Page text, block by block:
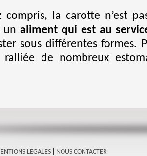
compris, la carotte n’est
unaliment qui est au
sous différentes formes.
ralliée de nombreux
LEGALES | NOUS CONTACTER